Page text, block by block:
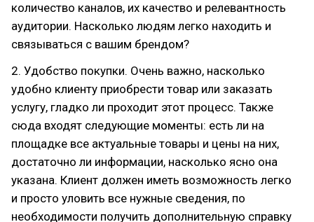
количество каналов, их качество и релевантность
аудитории. Насколько людям легко находить и
связываться с вашим брендом?
2. Удобство покупки. Очень важно, насколько
удобно клиенту приобрести товар или заказать
услугу, гладко ли проходит этот процесс. Также
сюда входят следующие моменты: есть ли на
площадке все актуальные товары и цены на них,
достаточно ли информации, насколько ясно она
указана. Клиент должен иметь возможность легко
и просто уловить все нужные сведения, по
необходимости получить дополнительную справку